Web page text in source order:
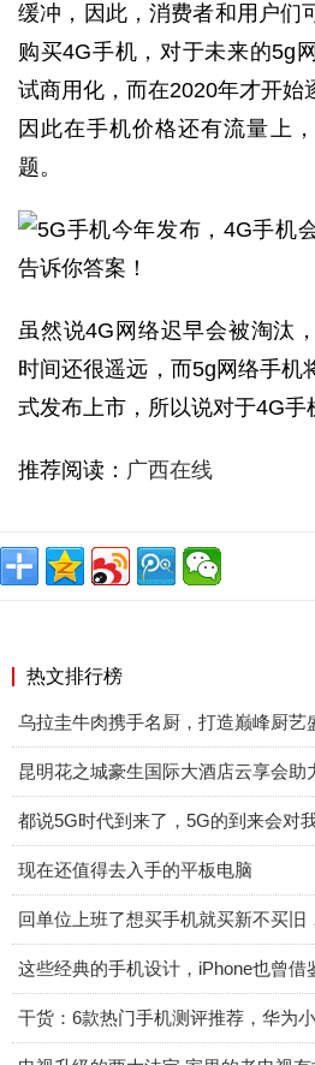
缓冲，因此，消费者和用户们
购买4G手机，对于未来的5g
试商用化，而在2020年才开始
因此在手机价格还有流量上
题。
虽然说4G网络迟早会被淘汰
时间还很遥远，而5g网络手机
式发布上市，所以说对于4G手
推荐阅读： 广西在线
热文排行榜
乌拉圭牛肉携手名厨，打造巅峰厨艺
昆明花之城豪生国际大酒店云享会助
都说5G时代到来了，5G的到来会对
现在还值得去入手的平板电脑
回单位上班了想买手机就买新不买旧
这些经典的手机设计，iPhone也曾借
干货：6款热门手机测评推荐，华为